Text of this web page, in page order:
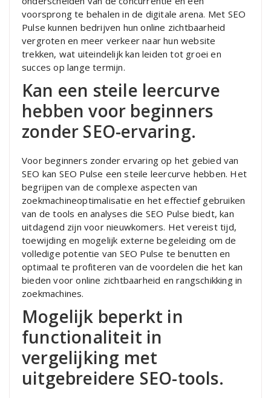
voorsprong te behalen in de digitale arena. Met SEO
Pulse kunnen bedrijven hun online zichtbaarheid
vergroten en meer verkeer naar hun website
trekken, wat uiteindelijk kan leiden tot groei en
succes op lange termijn.
Kan een steile leercurve
hebben voor beginners
zonder SEO-ervaring.
Voor beginners zonder ervaring op het gebied van
SEO kan SEO Pulse een steile leercurve hebben. Het
begrijpen van de complexe aspecten van
zoekmachineoptimalisatie en het effectief gebruiken
van de tools en analyses die SEO Pulse biedt, kan
uitdagend zijn voor nieuwkomers. Het vereist tijd,
toewijding en mogelijk externe begeleiding om de
volledige potentie van SEO Pulse te benutten en
optimaal te profiteren van de voordelen die het kan
bieden voor online zichtbaarheid en rangschikking in
zoekmachines.
Mogelijk beperkt in
functionaliteit in
vergelijking met
uitgebreidere SEO-tools.